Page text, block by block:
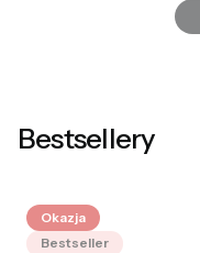
Bestsellery
Okazja
Bestseller